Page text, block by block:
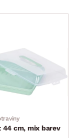
44 cm, mix barev